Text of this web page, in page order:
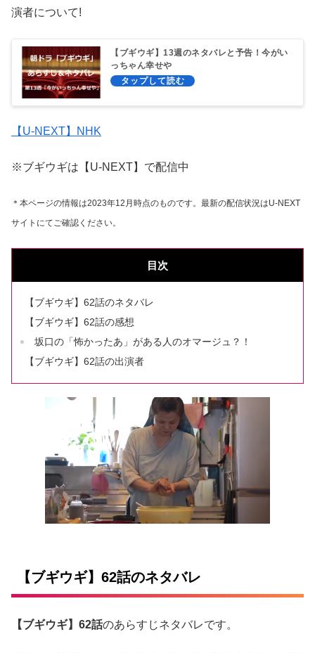
演者について!
【ブギウギ】13週のネタバレと予告！今がい
っちゃん幸せや
【U-NEXT】NHK
※ブギウギは【U-NEXT】で配信中
＊本ページの情報は2023年12月時点のものです。最新の配信状況はU-NEXT
サイトにてご確認ください。
目次
【ブギウギ】62話のネタバレ
【ブギウギ】62話の感想
坂口の「怖かったあ」がある人のオマージュ？！
【ブギウギ】62話の出演者
【ブギウギ】62話のネタバレ
【ブギウギ】62話のあらすじネタバレです。